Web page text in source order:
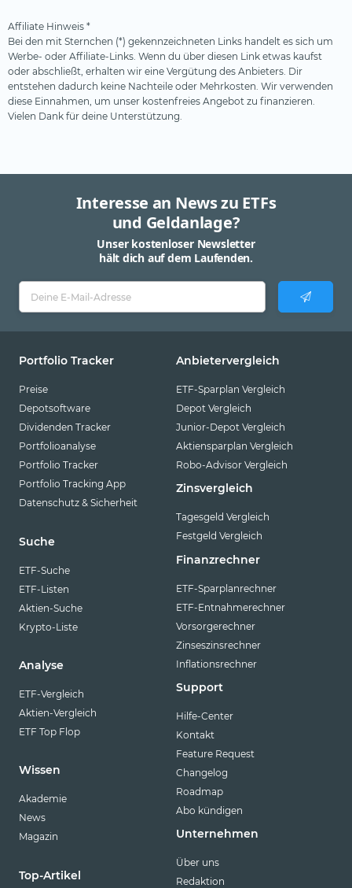
Affiliate Hinweis *
Bei den mit Sternchen (*) gekennzeichneten Links handelt es sich um
Werbe- oder Affiliate-Links. Wenn du über diesen Link etwas kaufst
oder abschließt, erhalten wir eine Vergütung des Anbieters. Dir
entstehen dadurch keine Nachteile oder Mehrkosten. Wir verwenden
diese Einnahmen, um unser kostenfreies Angebot zu finanzieren.
Vielen Dank für deine Unterstützung.
Interesse an News zu ETFs
und Geldanlage?
Unser kostenloser Newsletter
hält dich auf dem Laufenden.
Portfolio Tracker
Preise
Depotsoftware
Dividenden Tracker
Portfolioanalyse
Portfolio Tracker
Portfolio Tracking App
Datenschutz & Sicherheit
Suche
ETF-Suche
ETF-Listen
Aktien-Suche
Krypto-Liste
Analyse
ETF-Vergleich
Aktien-Vergleich
ETF Top Flop
Wissen
Akademie
News
Magazin
Top-Artikel
Anbietervergleich
ETF-Sparplan Vergleich
Depot Vergleich
Junior-Depot Vergleich
Aktiensparplan Vergleich
Robo-Advisor Vergleich
Zinsvergleich
Tagesgeld Vergleich
Festgeld Vergleich
Finanzrechner
ETF-Sparplanrechner
ETF-Entnahmerechner
Vorsorgerechner
Zinseszinsrechner
Inflationsrechner
Support
Hilfe-Center
Kontakt
Feature Request
Changelog
Roadmap
Abo kündigen
Unternehmen
Über uns
Redaktion